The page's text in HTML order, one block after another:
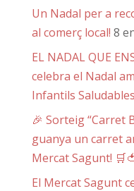
Un Nadal per a
al comerç local! 8
EL NADAL QUE
celebra el Nadal
Infantils Saludables
🎉 Sorteig “Carret
guanya un carret
Mercat Sagunt!
El Mercat Sagunt